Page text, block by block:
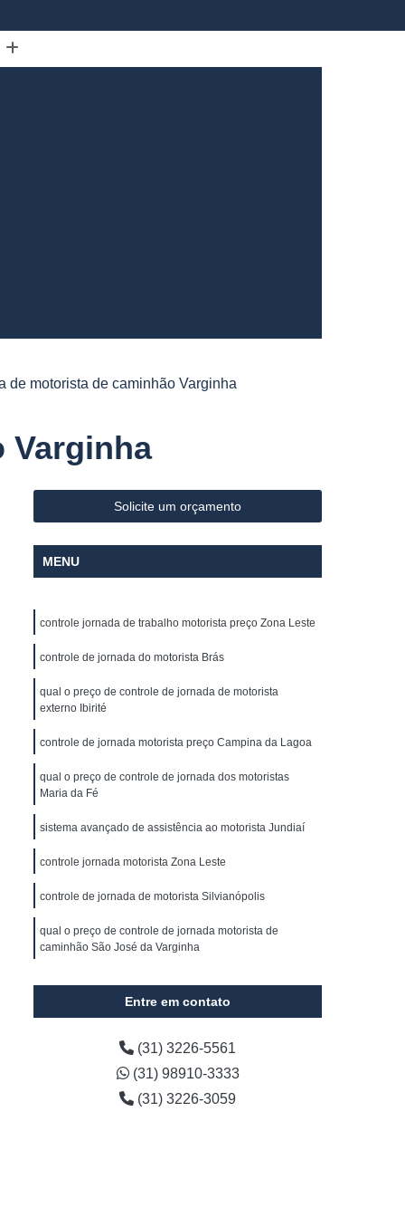
de Jornada Motorista de Caminhão
Controle de Abastecimento de Frota
Horizonte
Controle de Frota Caminhões
Controle de Frota Minas Gerais
Controle e Gestão de Frotas
Empresa de Rastreamento de Carro
Empresa de Rastreamento de Veículo
Empresa Rastreador Veicular
de Veículos
Gerenciamento de Frota de Carros
Gerenciamento de Frota de Veículos
Frota e Transportes
em Coleta de Resíduos
Gerenciamento de Frota Minas Gerais
Empresa de Gestão de Frota
Gestão de Frota Automóvel
Gestão de Frota Logística
Frotas Gps
Gestão de Estoque Veículos
de motorista de caminhão Varginha
Varginha
Solicite um orçamento
MENU
controle jornada de trabalho motorista preço Zona Leste
controle de jornada do motorista Brás
qual o preço de controle de jornada de motorista
externo Ibirité
controle de jornada motorista preço Campina da Lagoa
qual o preço de controle de jornada dos motoristas
Maria da Fé
sistema avançado de assistência ao motorista Jundiaí
controle jornada motorista Zona Leste
controle de jornada de motorista Silvianópolis
qual o preço de controle de jornada motorista de
caminhão São José da Varginha
Entre em contato
(31) 3226-5561
(31) 98910-3333
(31) 3226-3059